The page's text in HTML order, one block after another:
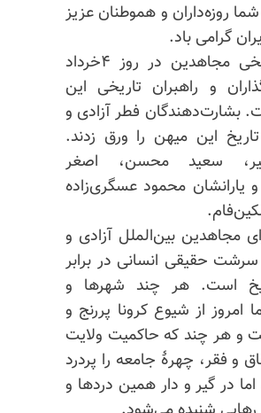
روزه‌داران و هموطنان عزیز
گرامی باد.
فطریه تاریخی مجاهدین در روز ۴خرداد
و راهبران تاریخی این
بشارت‌دهندگان فطر آزادی و
این میهن را ورق زدند.
سعید محسن، اصغر
و یارانشان محمود عسگری‌زاده
مجاهدین بین‌الملل آزادی و
حقیقی انسانی در برابر
است. هر چند شهرها و
امروز از شیوع کرونا پررنج و
و هر چند که حاکمیت ولایت
و فقر، چهرهٔ جامعه را پردرد
در گیر و دار همین دردها و